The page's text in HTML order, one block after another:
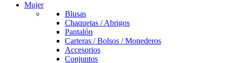
Mujer
Blusas
Chaquetas / Abrigos
Pantalón
Carteras / Bolsos / Monederos
Accesorios
Conjuntos